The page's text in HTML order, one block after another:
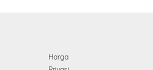
Harga